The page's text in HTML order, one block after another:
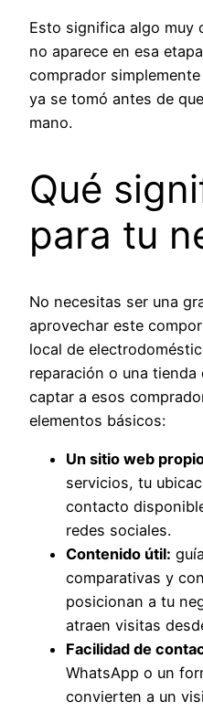
Esto significa algo muy
no aparece en esa
comprador
ya se tomó antes de
mano.
Qué
para tu
No necesitas ser una
aprovechar este
local de
reparación o una tienda
captar a esos
elementos básicos:
Un sitio web
servicios, tu
contacto
redes sociales.
Contenido útil:
comparativas y
posicionan a tu
atraen visitas
Facilidad de
WhatsApp o un
convierten a un